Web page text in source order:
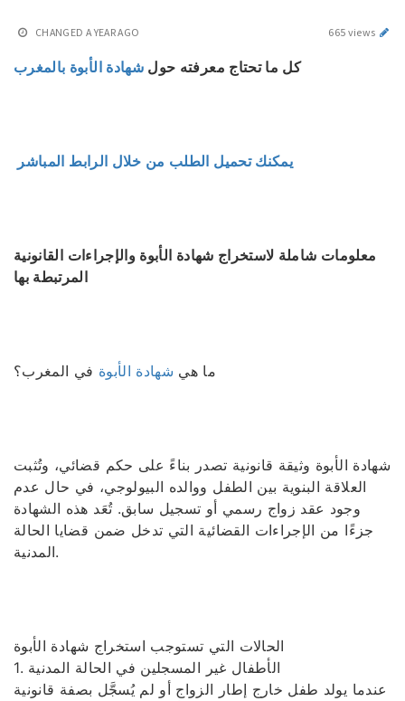
CHANGED A YEAR AGO 665 views
كل ما تحتاج معرفته حول شهادة الأبوة بالمغرب
يمكنك تحميل الطلب من خلال الرابط المباشر
معلومات شاملة لاستخراج شهادة الأبوة والإجراءات القانونية
المرتبطة بها
ما هي شهادة الأبوة في المغرب؟
شهادة الأبوة وثيقة قانونية تصدر بناءً على حكم قضائي، وتُثبت
العلاقة البنوية بين الطفل ووالده البيولوجي، في حال عدم
وجود عقد زواج رسمي أو تسجيل سابق. تُعَد هذه الشهادة
جزءًا من الإجراءات القضائية التي تدخل ضمن قضايا الحالة
المدنية.
الحالات التي تستوجب استخراج شهادة الأبوة
1. الأطفال غير المسجلين في الحالة المدنية
عندما يولد طفل خارج إطار الزواج أو لم يُسجَّل بصفة قانونية